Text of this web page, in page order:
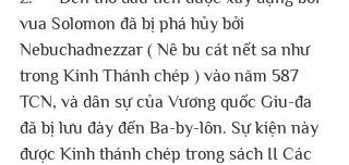
vua Solomon đã bị phá hủy bởi
Nebuchadnezzar ( Nê bu cát nết sa như
trong Kinh Thánh chép ) vào năm 587
TCN, và dân sự của Vương quốc Giu-đa
đã bị lưu đày đến Ba-by-lôn. Sự kiện này
được Kinh thánh chép trong sách II Các